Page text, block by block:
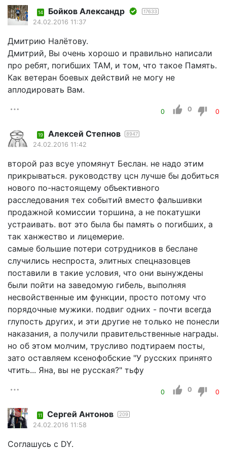
14 Бойков Александр 17633
24.02.2016 11:37
Дмитрию Налётову.
Дмитрий, Вы очень хорошо и правильно написали
про ребят, погибших ТАМ, и том, что такое Память.
Как ветеран боевых действий не могу не
аплодировать Вам.
0 0 0
19 Алексей Степнов 8947
24.02.2016 11:42
второй раз всуе упомянут Беслан. не надо этим
прикрываться. руководству цсн лучше бы добиться
нового по-настоящему объективного
расследования тех событий вместо фальшивки
продажной комиссии торшина, а не покатушки
устраивать. вот это была бы память о погибших, а
так ханжество и лицемерие.
самые большие потери сотрудников в беслане
случились неспроста, элитных спецназовцев
поставили в такие условия, что они вынуждены
были пойти на заведомую гибель, выполняя
несвойственные им функции, просто потому что
порядочные мужики. подвиг одних - почти всегда
глупость других, и эти другие не только не понесли
наказания, а получили правительственные награды.
но об этом молчим, трусливо подтираем посты,
зато оставляем ксенофобские "У русских принято
чтить... Яна, вы не русская?" тьфу
0 0 0
11 Сергей Антонов 209
24.02.2016 11:58
Соглашусь с DY.